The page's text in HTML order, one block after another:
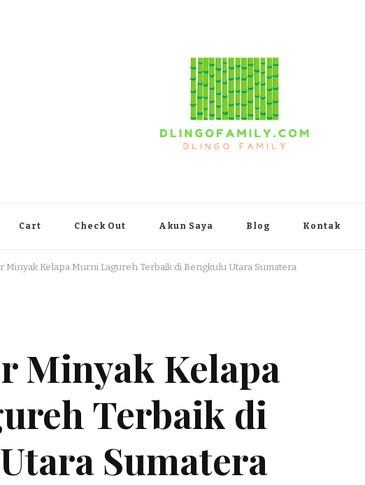
Cart Check Out Akun Saya Blog Kontak
Minyak Kelapa Murni Lagureh Terbaik di Bengkulu Utara Sumatera
Minyak Kelapa
Terbaik di
Sumatera